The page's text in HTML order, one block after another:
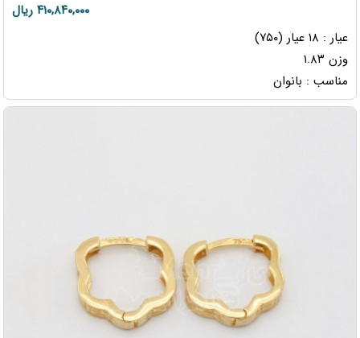
۴۱۰,۸۴۰,۰۰۰ ریال
عیار : ۱۸ عیار (۷۵۰)
وزن ۱.۸۳
مناسب : بانوان